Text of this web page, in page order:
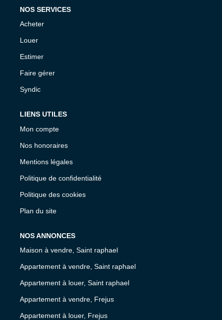
NOS SERVICES
Acheter
Louer
Estimer
Faire gérer
Syndic
LIENS UTILES
Mon compte
Nos honoraires
Mentions légales
Politique de confidentialité
Politique des cookies
Plan du site
NOS ANNONCES
Maison à vendre, Saint raphael
Appartement à vendre, Saint raphael
Appartement à louer, Saint raphael
Appartement à vendre, Frejus
Appartement à louer, Frejus